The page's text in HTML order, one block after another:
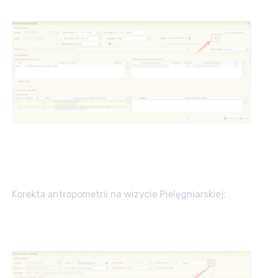
Korekta antropometrii na wizycie Pielęgniarskiej: